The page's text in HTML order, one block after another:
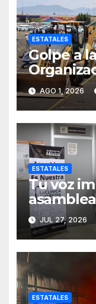
ESTATALES
Golpe a
AGO 1, 2026
ESTATALES
Tu voz
clínica
JUL 27, 2026
ESTATALES